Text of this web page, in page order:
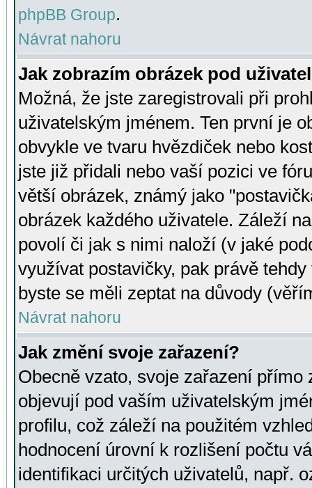
phpBB Group.
Návrat nahoru
Jak zobrazím obrázek pod
Možná, že jste zaregistrovali při
uživatelským jménem. Ten první je
obvykle ve tvaru hvězdiček nebo
jste již přidali nebo vaší pozici ve
větší obrázek, známý jako
obrázek každého uživatele. Záleží
povolí či jak s nimi naloží (v jaké
využívat postavičky, pak právě
byste se měli zeptat na důvody
Návrat nahoru
Jak změní svoje zařazení?
Obecně vzato, svoje zařazení přímo
objevují pod vaším uživatelským
profilu, což záleží na použitém
hodnocení úrovní k rozlišení počtu
identifikaci určitých uživatelů, např.